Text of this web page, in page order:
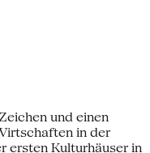
und einen
in der
ersten Kulturhäuser in